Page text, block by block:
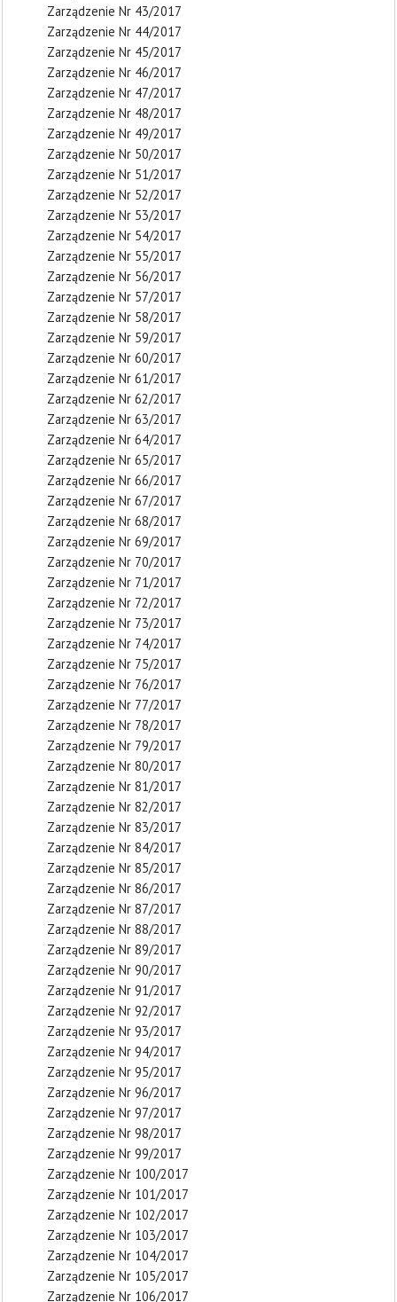
Zarządzenie Nr 43/2017
Zarządzenie Nr 44/2017
Zarządzenie Nr 45/2017
Zarządzenie Nr 46/2017
Zarządzenie Nr 47/2017
Zarządzenie Nr 48/2017
Zarządzenie Nr 49/2017
Zarządzenie Nr 50/2017
Zarządzenie Nr 51/2017
Zarządzenie Nr 52/2017
Zarządzenie Nr 53/2017
Zarządzenie Nr 54/2017
Zarządzenie Nr 55/2017
Zarządzenie Nr 56/2017
Zarządzenie Nr 57/2017
Zarządzenie Nr 58/2017
Zarządzenie Nr 59/2017
Zarządzenie Nr 60/2017
Zarządzenie Nr 61/2017
Zarządzenie Nr 62/2017
Zarządzenie Nr 63/2017
Zarządzenie Nr 64/2017
Zarządzenie Nr 65/2017
Zarządzenie Nr 66/2017
Zarządzenie Nr 67/2017
Zarządzenie Nr 68/2017
Zarządzenie Nr 69/2017
Zarządzenie Nr 70/2017
Zarządzenie Nr 71/2017
Zarządzenie Nr 72/2017
Zarządzenie Nr 73/2017
Zarządzenie Nr 74/2017
Zarządzenie Nr 75/2017
Zarządzenie Nr 76/2017
Zarządzenie Nr 77/2017
Zarządzenie Nr 78/2017
Zarządzenie Nr 79/2017
Zarządzenie Nr 80/2017
Zarządzenie Nr 81/2017
Zarządzenie Nr 82/2017
Zarządzenie Nr 83/2017
Zarządzenie Nr 84/2017
Zarządzenie Nr 85/2017
Zarządzenie Nr 86/2017
Zarządzenie Nr 87/2017
Zarządzenie Nr 88/2017
Zarządzenie Nr 89/2017
Zarządzenie Nr 90/2017
Zarządzenie Nr 91/2017
Zarządzenie Nr 92/2017
Zarządzenie Nr 93/2017
Zarządzenie Nr 94/2017
Zarządzenie Nr 95/2017
Zarządzenie Nr 96/2017
Zarządzenie Nr 97/2017
Zarządzenie Nr 98/2017
Zarządzenie Nr 99/2017
Zarządzenie Nr 100/2017
Zarządzenie Nr 101/2017
Zarządzenie Nr 102/2017
Zarządzenie Nr 103/2017
Zarządzenie Nr 104/2017
Zarządzenie Nr 105/2017
Zarządzenie Nr 106/2017